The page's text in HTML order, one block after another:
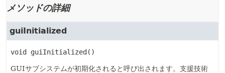
メソッドの詳細
guiInitialized
void guiInitialized ()
GUIサブシステムが初期化されると呼び出されます。支援技術